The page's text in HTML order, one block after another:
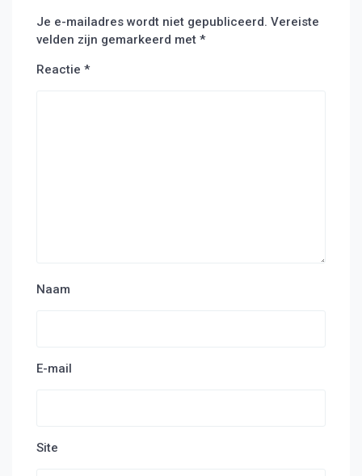
Je e-mailadres wordt niet gepubliceerd. Vereiste
velden zijn gemarkeerd met *
Reactie *
Naam
E-mail
Site